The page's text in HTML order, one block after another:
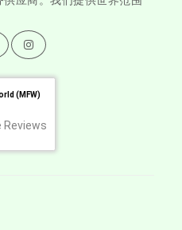
(MFW)
Reviews